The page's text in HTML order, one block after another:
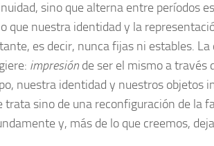
sino que alterna entre períodos
que nuestra identidad y la
es decir, nunca fijas ni estables.
impresión de ser el mismo a través
nuestra identidad y nuestros objetos
trata sino de una reconfiguración de la
y, más de lo que creemos,